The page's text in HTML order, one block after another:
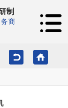
制
商